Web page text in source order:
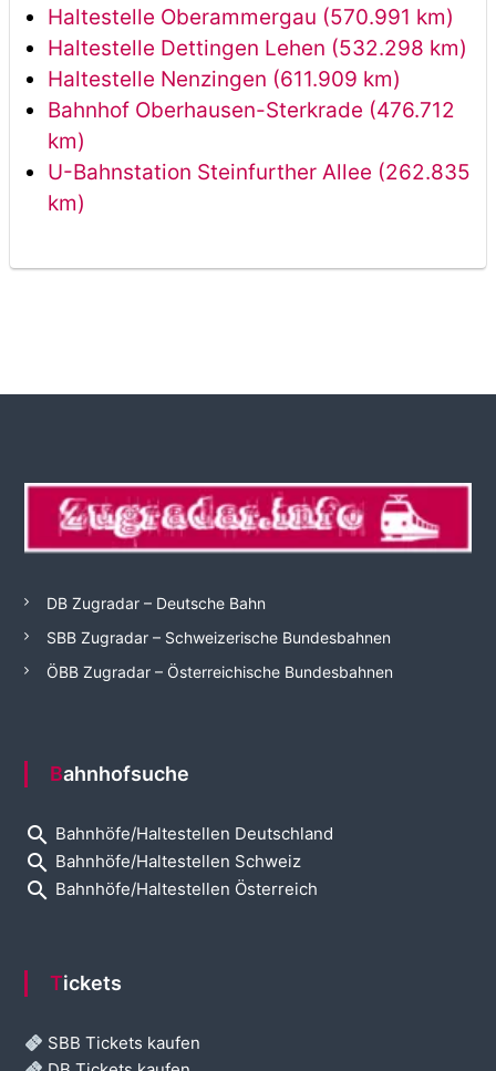
Haltestelle Oberammergau (570.991 km)
Haltestelle Dettingen Lehen (532.298 km)
Haltestelle Nenzingen (611.909 km)
Bahnhof Oberhausen-Sterkrade (476.712
km)
U-Bahnstation Steinfurther Allee (262.835
km)
DB Zugradar – Deutsche Bahn
SBB Zugradar – Schweizerische Bundesbahnen
ÖBB Zugradar – Österreichische Bundesbahnen
Bahnhofsuche
search Bahnhöfe/Haltestellen Deutschland
search Bahnhöfe/Haltestellen Schweiz
search Bahnhöfe/Haltestellen Österreich
Tickets
SBB Tickets kaufen